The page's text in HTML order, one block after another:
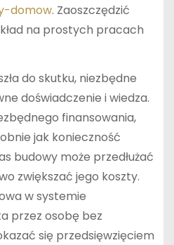
domow. Zaoszczędzić
na prostych pracach
do skutku, niezbędne
doświadczenie i wiedza.
finansowania,
jak konieczność
budowy może przedłużać
zwiększać jego koszty.
w systemie
przez osobę bez
się przedsięwzięciem